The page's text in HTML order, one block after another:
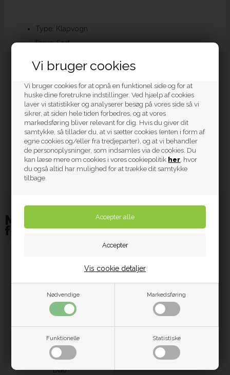
Vi bruger cookies
Vi bruger cookies for at opnå en funktionel side og for at
huske dine foretrukne indstillinger. Ved hjælp af cookies
laver vi statistikker og analyserer besøg på vores side så vi
sikrer, at siden hele tiden forbedres, og at vores
markedsføring bliver relevant for dig. Hvis du giver dit
samtykke, så tillader du, at vi sætter cookies (enten i form af
egne cookies og/eller fra tredjeparter), og at vi behandler
de personoplysninger, som indsamles via de cookies. Du
kan læse mere om cookies i vores cookiepolitik her , hvor
du også altid har mulighed for at trække dit samtykke
tilbage.
Nødvendige Markedsføring
Funktionelle Statistiske
Vis cookie detaljer
Type: Klapvogn
Farve: Sort
Vægt eksklusiv emballage: 11 kg
Maks belastningsvægt pr sæde: 15 kg
Liggemål: 73 cm
Mål sammenklappet: 93 x 78 x 33 cm
Mål udfoldet: 91 x 78 x 105 cm
Styrhøjde: 105 cm
Hjul: Punkterfri hjul
Anbefalet alder: 6 - 36 måneder
Måske er du også interesseret i
følgende produkter
Regnslag transparent til Trille
Duo